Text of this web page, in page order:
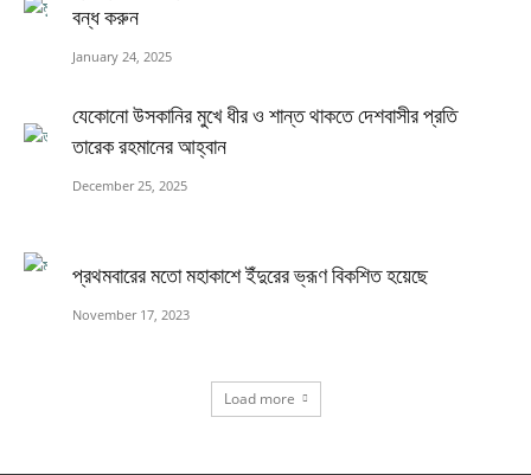
বন্ধ করুন
January 24, 2025
যেকোনো উসকানির মুখে ধীর ও শান্ত থাকতে দেশবাসীর প্রতি
তারেক রহমানের আহ্বান
December 25, 2025
প্রথমবারের মতো মহাকাশে ইঁদুরের ভ্রূণ বিকশিত হয়েছে
November 17, 2023
Load more